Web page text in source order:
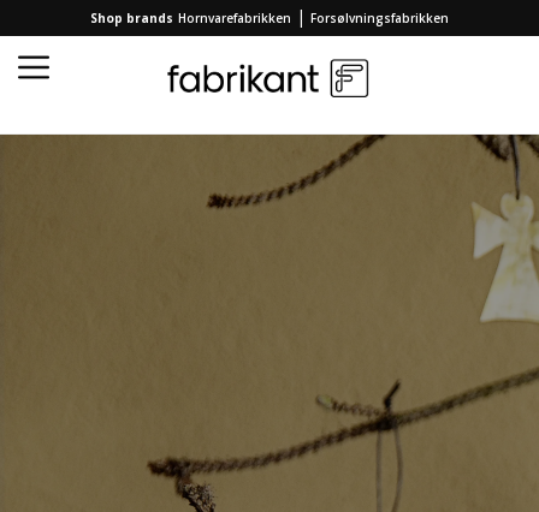
Shop brands Hornvarefabrikken | Forsølvningsfabrikken
Kollektion / Gaver & Gavekort / Black Friday